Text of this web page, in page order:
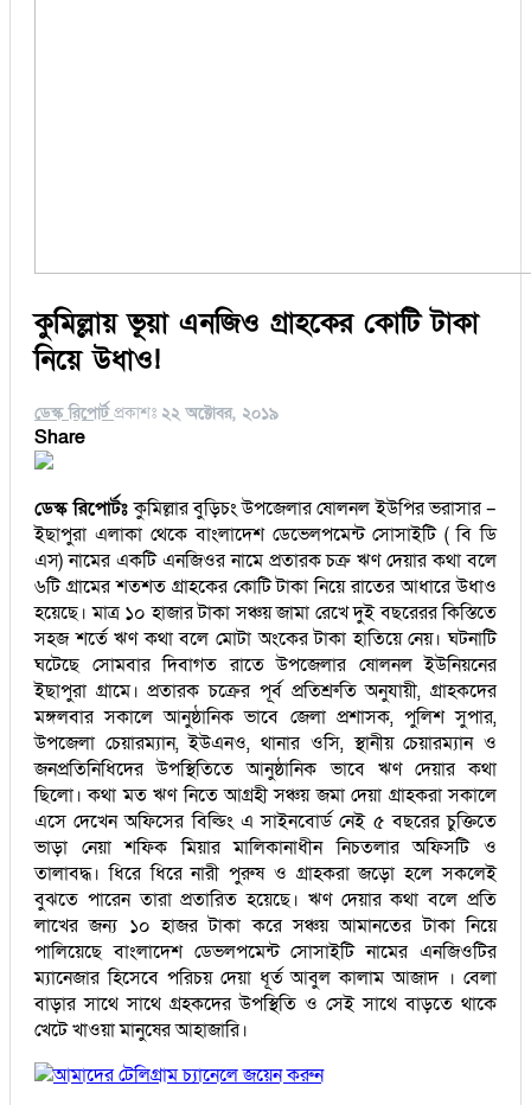
কুমিল্লায় ভূয়া এনজিও গ্রাহকের কোটি টাকা
নিয়ে উধাও!
ডেস্ক রিপোর্ট প্রকাশঃ ২২ অক্টোবর, ২০১৯
Share
ডেস্ক রিপোর্টঃকুমিল্লার বুড়িচং উপজেলার ষোলনল ইউপির ভরাসার –
ইছাপুরা এলাকা থেকে বাংলাদেশ ডেভেলপমেন্ট সোসাইটি ( বি ডি
এস) নামের একটি এনজিওর নামে প্রতারক চক্র ঋণ দেয়ার কথা বলে
৬টি গ্রামের শতশত গ্রাহকের কোটি টাকা নিয়ে রাতের আধারে উধাও
হয়েছে। মাত্র ১০ হাজার টাকা সঞ্চয় জামা রেখে দুই বছরেরর কিস্তিতে
সহজ শর্তে ঋণ কথা বলে মোটা অংকের টাকা হাতিয়ে নেয়। ঘটনাটি
ঘটেছে সোমবার দিবাগত রাতে উপজেলার ষোলনল ইউনিয়নের
ইছাপুরা গ্রামে। প্রতারক চক্রের পূর্ব প্রতিশ্রুতি অনুযায়ী, গ্রাহকদের
মঙ্গলবার সকালে আনুষ্ঠানিক ভাবে জেলা প্রশাসক, পুলিশ সুপার,
উপজেলা চেয়ারম্যান, ইউএনও, থানার ওসি, স্থানীয় চেয়ারম্যান ও
জনপ্রতিনিধিদের উপস্থিতিতে আনুষ্ঠানিক ভাবে ঋণ দেয়ার কথা
ছিলো। কথা মত ঋণ নিতে আগ্রহী সঞ্চয় জমা দেয়া গ্রাহকরা সকালে
এসে দেখেন অফিসের বিল্ডিং এ সাইনবোর্ড নেই ৫ বছরের চুক্তিতে
ভাড়া নেয়া শফিক মিয়ার মালিকানাধীন নিচতলার অফিসটি ও
তালাবদ্ধ। ধিরে ধিরে নারী পুরুষ ও গ্রাহকরা জড়ো হলে সকলেই
বুঝতে পারেন তারা প্রতারিত হয়েছে। ঋণ দেয়ার কথা বলে প্রতি
লাখের জন্য ১০ হাজর টাকা করে সঞ্চয় আমানতের টাকা নিয়ে
পালিয়েছে বাংলাদেশ ডেভলপমেন্ট সোসাইটি নামের এনজিওটির
ম্যানেজার হিসেবে পরিচয় দেয়া ধূর্ত আবুল কালাম আজাদ । বেলা
বাড়ার সাথে সাথে গ্রহকদের উপস্থিতি ও সেই সাথে বাড়তে থাকে
খেটে খাওয়া মানুষের আহাজারি।
আমাদের টেলিগ্রাম চ্যানেলে জয়েন করুন